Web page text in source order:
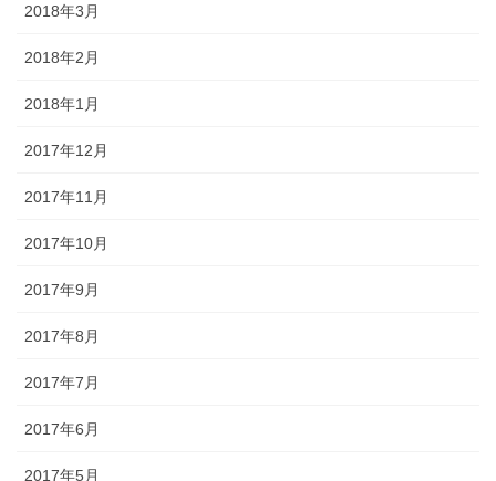
2018年3月
2018年2月
2018年1月
2017年12月
2017年11月
2017年10月
2017年9月
2017年8月
2017年7月
2017年6月
2017年5月